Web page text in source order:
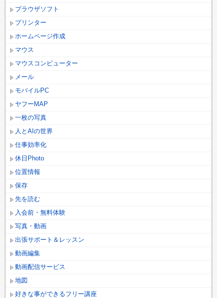
ブラウザソフト
プリンター
ホームページ作成
マウス
マウスコンピューター
メール
モバイルPC
ヤフーMAP
一枚の写真
人とAIの世界
仕事効率化
休日Photo
位置情報
保存
先を読む
入会前・無料体験
写真・動画
出張サポート＆レッスン
動画編集
動画配信サービス
地図
好きな事ができるフリー講座